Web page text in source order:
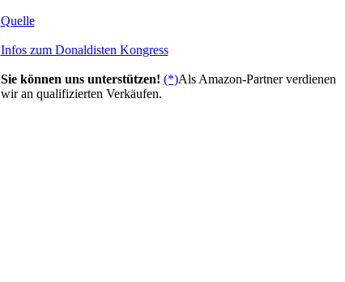
Quelle
Infos zum Donaldisten Kongress
Sie können uns unterstützen! (*)Als Amazon-Partner verdienen
wir an qualifizierten Verkäufen.